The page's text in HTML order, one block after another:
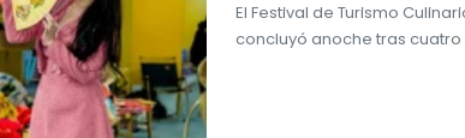
El Festival de Turismo
concluyó anoche tras